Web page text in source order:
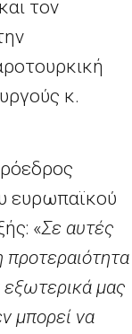
τον
κ.
ευρωπαϊκού
«Σε αυτές
προτεραιότητα
εξωτερικά μας
μπορεί να